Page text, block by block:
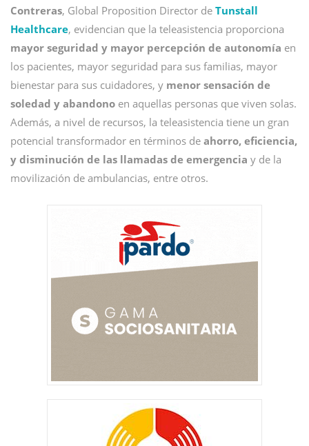
Contreras, Global Proposition Director de Tunstall
Healthcare, evidencian que la teleasistencia proporciona
mayor seguridad y mayor percepción de autonomía en
los pacientes, mayor seguridad para sus familias, mayor
bienestar para sus cuidadores, y menor sensación de
soledad y abandono en aquellas personas que viven solas.
Además, a nivel de recursos, la teleasistencia tiene un gran
potencial transformador en términos de ahorro, eficiencia,
y disminución de las llamadas de emergencia y de la
movilización de ambulancias, entre otros.